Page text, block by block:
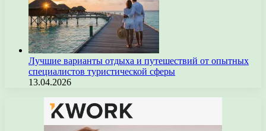
Лучшие варианты отдыха и путешествий от опытных
специалистов туристической сферы
13.04.2026